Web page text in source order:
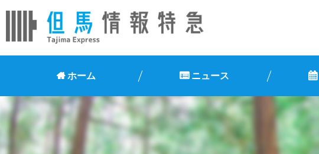
ホーム ニュース